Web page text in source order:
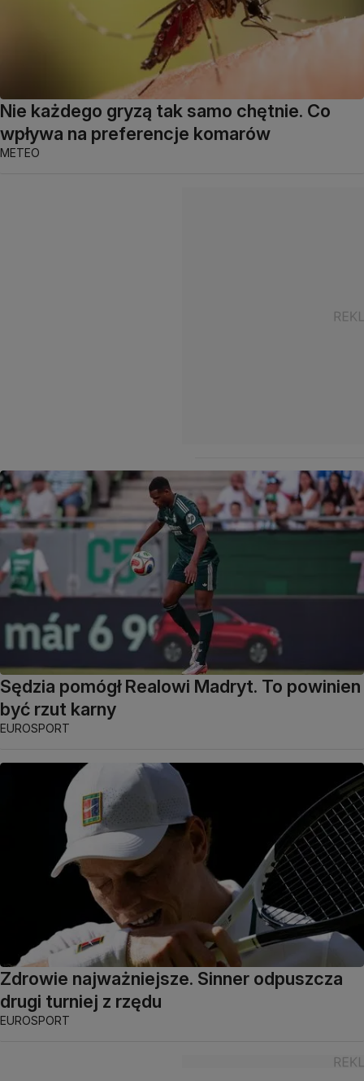
Nie każdego gryzą tak samo chętnie. Co
wpływa na preferencje komarów
METEO
Sędzia pomógł Realowi Madryt. To powinien
być rzut karny
EUROSPORT
Zdrowie najważniejsze. Sinner odpuszcza
drugi turniej z rzędu
EUROSPORT